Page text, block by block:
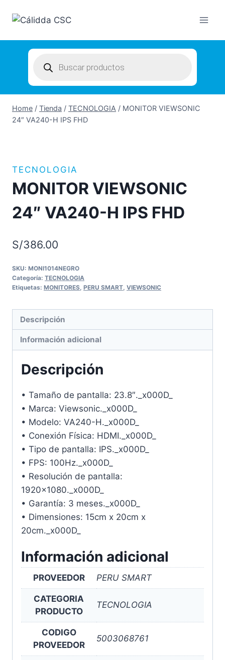
search
Home / Tienda / TECNOLOGIA / MONITOR VIEWSONIC
24″ VA240-H IPS FHD
TECNOLOGIA
MONITOR VIEWSONIC
24″ VA240-H IPS FHD
S/386.00
SKU: MONI1014NEGRO
Categoría: TECNOLOGIA
Etiquetas: MONITORES PERU SMART VIEWSONIC
Descripción
Información adicional
Descripción
• Tamaño de pantalla: 23.8″._x000D_
• Marca: Viewsonic._x000D_
• Modelo: VA240-H._x000D_
• Conexión Física: HDMI._x000D_
• Tipo de pantalla: IPS._x000D_
• FPS: 100Hz._x000D_
• Resolución de pantalla:
1920×1080._x000D_
• Garantía: 3 meses._x000D_
• Dimensiones: 15cm x 20cm x
20cm._x000D_
Información adicional
PROVEEDOR PERU SMART
CATEGORIA
PRODUCTO
TECNOLOGIA
CODIGO
PROVEEDOR
5003068761